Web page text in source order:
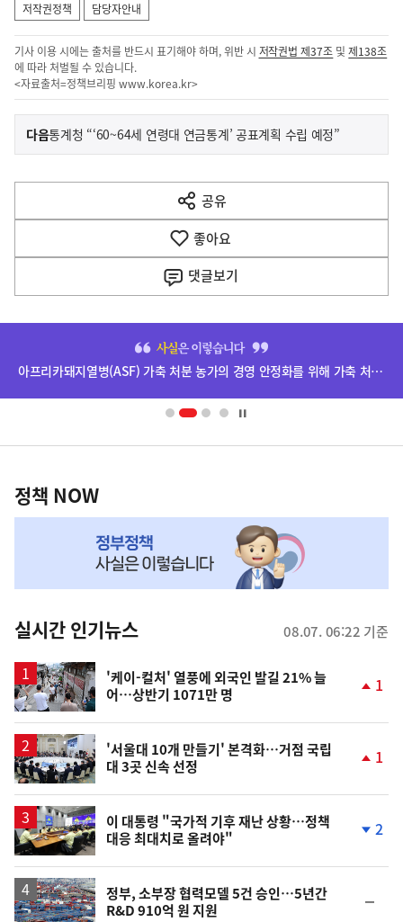
저작권정책 담당자안내
기사 이용 시에는 출처를 반드시 표기해야 하며, 위반 시 저작권법 제37조 및제138조
에 따라 처벌될 수 있습니다.
<자료출처=정책브리핑 www.korea.kr>
이
전
다
음
다음기
사
통계청 “‘60~64세 연령대 연금통계’ 공표계획 수립 예정”
공유
열
기
좋아요
댓글보기
단
영
아프리카돼지열병(ASF) 가축 처분 농가의 경영 안정화를 위해 가축 처분 보상금을 신속하게 지급하겠습니다.
책
NOW,
뉴
스
정책 NOW
실시간 인기뉴스 08.07. 06:22 기준
'케이-컬처' 열풍에 외국인 발길 21% 늘
어…상반기 1071만 명
상
1
'서울대 10개 만들기' 본격화…거점 국립
대 3곳 신속 선정
상
1
이 대통령 "국가적 기후 재난 상황…정책
대응 최대치로 올려야"
하
2
정부, 소부장 협력모델 5건 승인…5년간
R&D 910억 원 지원